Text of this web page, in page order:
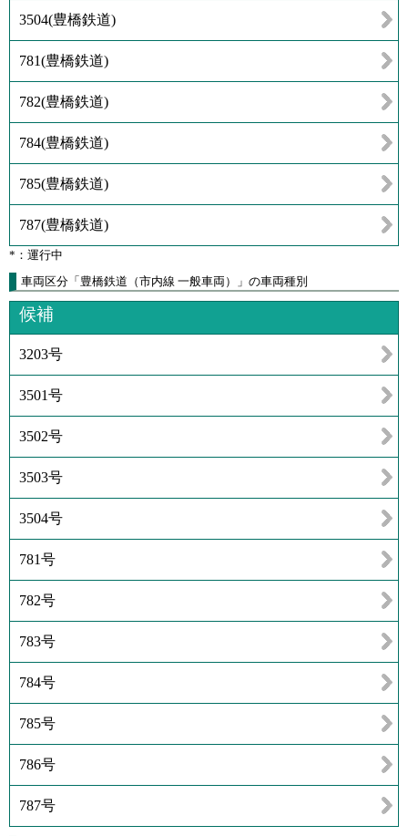
3504(豊橋鉄道)
781(豊橋鉄道)
782(豊橋鉄道)
784(豊橋鉄道)
785(豊橋鉄道)
787(豊橋鉄道)
*：運行中
車両区分「豊橋鉄道（市内線 一般車両）」の車両種別
候補
3203号
3501号
3502号
3503号
3504号
781号
782号
783号
784号
785号
786号
787号